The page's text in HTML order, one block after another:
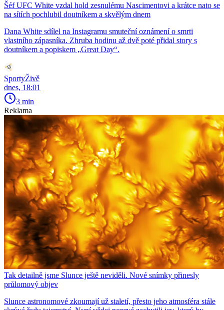
Šéf UFC White vzdal hold zesnulému Nascimentovi a krátce nato se
na sítích pochlubil doutníkem a skvělým dnem
Dana White sdílel na Instagramu smuteční oznámení o smrti
vlastního zápasníka. Zhruba hodinu až dvě poté přidal story s
doutníkem a popiskem „Great Day“.
SportyŽivě
dnes, 18:01
3 min
Reklama
Tak detailně jsme Slunce ještě neviděli. Nové snímky přinesly
průlomový objev
Slunce astronomové zkoumají už staletí, přesto jeho atmosféra stále